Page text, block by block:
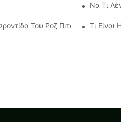
Πιτσίλισμα Αγλαόνημα Να Τι
Του Ροζ Πιτσιλίσματος
Τι Είναι